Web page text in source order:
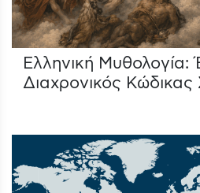
Ελληνική Μυθολογία:
Διαχρονικός